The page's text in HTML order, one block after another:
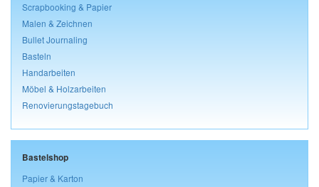
Scrapbooking & Papier
Malen & Zeichnen
Bullet Journaling
Basteln
Handarbeiten
Möbel & Holzarbeiten
Renovierungstagebuch
Bastelshop
Papier & Karton